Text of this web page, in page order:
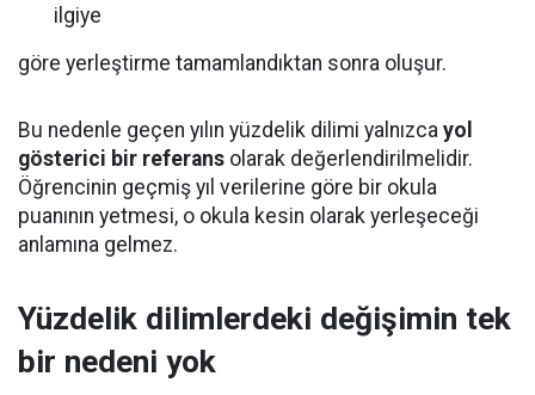
ilgiye
göre yerleştirme tamamlandıktan sonra oluşur.
Bu nedenle geçen yılın yüzdelik dilimi yalnızca yol
gösterici bir referans olarak değerlendirilmelidir.
Öğrencinin geçmiş yıl verilerine göre bir okula
puanının yetmesi, o okula kesin olarak yerleşeceği
anlamına gelmez.
Yüzdelik dilimlerdeki değişimin tek
bir nedeni yok